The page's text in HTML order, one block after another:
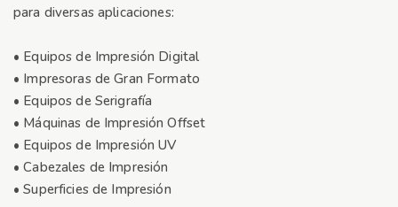
para diversas aplicaciones:
• Equipos de Impresión Digital
• Impresoras de Gran Formato
• Equipos de Serigrafía
• Máquinas de Impresión Offset
• Equipos de Impresión UV
• Cabezales de Impresión
• Superficies de Impresión